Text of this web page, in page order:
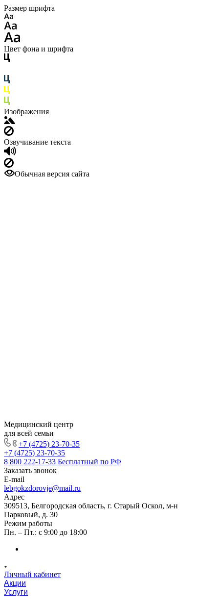
Размер шрифта
Цвет фона и шрифта
Изображения
Озвучивание текста
Обычная версия сайта
Медицинский центр
для всей семьи
+7 (4725) 23-70-35
+7 (4725) 23-70-35
8 800 222-17-33 Бесплатный по РФ
Заказать звонок
E-mail
lebgokzdorovje@mail.ru
Адрес
309513, Белгородская область, г. Старый Оскол, м-н
Парковый, д. 30
Режим работы
Пн. – Пт.: с 9:00 до 18:00
Личный кабинет
Акции
Услуги